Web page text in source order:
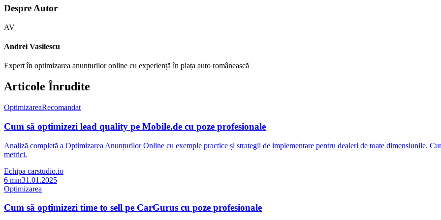
Despre Autor
AV
Andrei Vasilescu
Expert în optimizarea anunțurilor online cu experiență în piața auto românească
Articole Înrudite
OptimizareaRecomandat
Cum să optimizezi lead quality pe Mobile.de cu poze profesionale
Analiză completă a Optimizarea Anunțurilor Online cu exemple practice și strategii de implementare pentru dealeri de toate dimensiunile.
metrici.
Echipa carstudio.io
6 min31.01.2025
Optimizarea
Cum să optimizezi time to sell pe CarGurus cu poze profesionale